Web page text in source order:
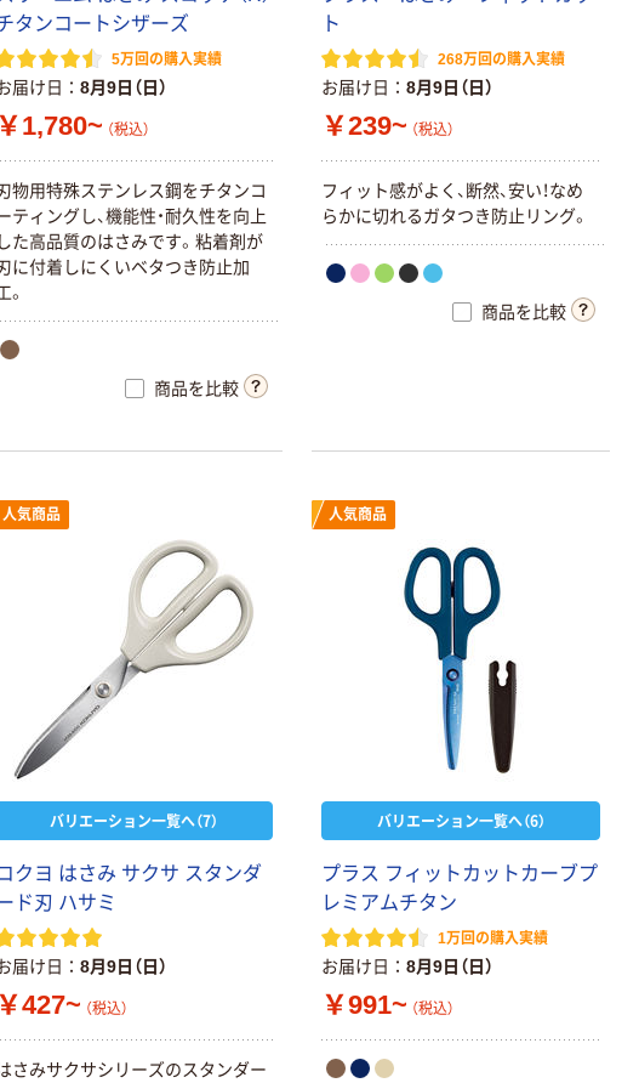
タンコートシザーズ
5万回の購入実績
届け日 8月9日（日）
￥1,780~ （税込）
物用特殊ステンレス鋼をチタンコ
ティングし、機能性・耐久性を向上
した高品質のはさみです。粘着剤が
に付着しにくいベタつき防止加
。
商品を比較
ト
268万回の購入実績
お届け日 8月9日（日）
￥239~ （税込）
フィット感がよく、断然、安い！なめ
らかに切れるガタつき防止リング。
商品を比較
人気商品
バリエーション一覧へ（7）
クヨ はさみ サクサ スタンダ
ド刃 ハサミ
届け日 8月9日（日）
￥427~ （税込）
さみサクサシリーズのスタンダー
人気商品
バリエーション一覧へ（6）
プラス フィットカットカーブプ
レミアムチタン
1万回の購入実績
お届け日 8月9日（日）
￥991~ （税込）